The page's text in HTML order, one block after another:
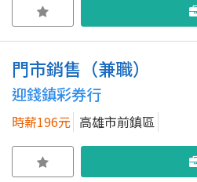
門市銷售（兼職）
迎錢鎮彩券行
時薪196元 高雄市前鎮區